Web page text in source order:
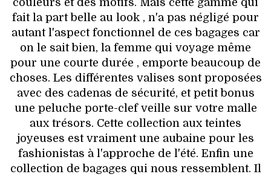
LIEUX TENDANCES
BEAUTÉ
MODE DE RUE
JEUNES CRÉATEURS
HISTOIRE DES MARQUES
DÉCO
couleurs et des motifs. Mais cette gamme qui
fait la part belle au look , n'a pas négligé pour
autant l'aspect fonctionnel de ces bagages car
on le sait bien, la femme qui voyage même
pour une courte durée , emporte beaucoup de
choses. Les différentes valises sont proposées
avec des cadenas de sécurité, et petit bonus
une peluche porte-clef veille sur votre malle
aux trésors. Cette collection aux teintes
joyeuses est vraiment une aubaine pour les
fashionistas à l'approche de l'été. Enfin une
collection de bagages qui nous ressemblent. Il